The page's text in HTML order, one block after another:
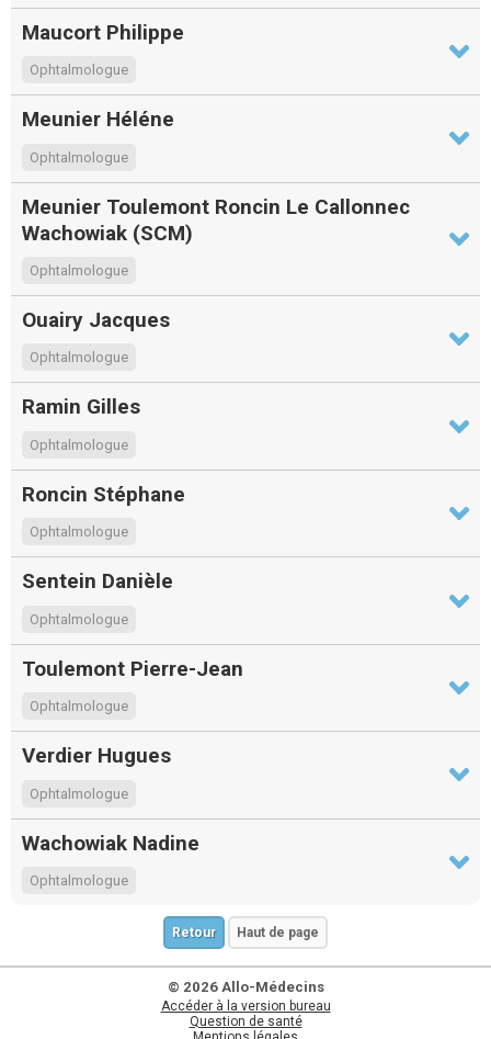
Maucort Philippe
Ophtalmologue
Meunier Héléne
Ophtalmologue
Meunier Toulemont Roncin Le Callonnec
Wachowiak (SCM)
Ophtalmologue
Ouairy Jacques
Ophtalmologue
Ramin Gilles
Ophtalmologue
Roncin Stéphane
Ophtalmologue
Sentein Danièle
Ophtalmologue
Toulemont Pierre-Jean
Ophtalmologue
Verdier Hugues
Ophtalmologue
Wachowiak Nadine
Ophtalmologue
Retour Haut de page
© 2026 Allo-Médecins
Accéder à la version bureau
Question de santé